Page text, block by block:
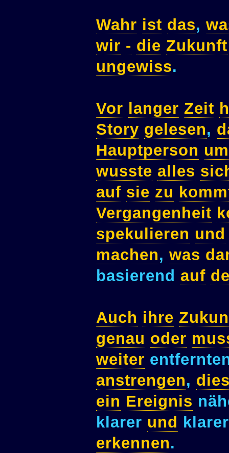
Wahr ist das,
wir - die Zukunft
ungewiss.
Vor langer Zeit
Story gelesen,
Hauptperson
wusste alles
auf sie zu
Vergangenheit
spekulieren und
machen, was
basierend auf
Auch ihre
genau oder
weiter
anstrengen,
ein Ereignis
klarer und
erkennen.